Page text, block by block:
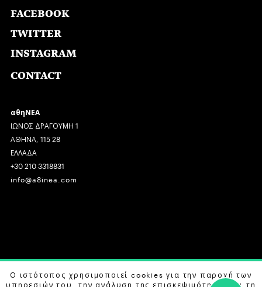
FACEBOOK
TWITTER
INSTAGRAM
CONTACT
αθηΝΕΑ
ΙΩΝΟΣ ΔΡΑΓΟΥΜΗ 1
ΑΘΗΝΑ, 115 28
ΕΛΛΑΔΑ
+30 210 3318831
info@a8inea.com
COPYRIGHT © 2026 αθηΝΕΑ, ALL RIGHTS RESERVED.
Ο ιστότοπος χρησιμοποιεί cookies για την παροχή των
υπηρεσιών του, την ανάλυση της επισκεψιμότητας και τη